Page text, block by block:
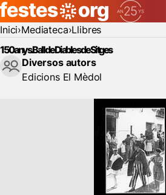
Inici Mediateca Llibres
150 anys. Ball de Diables de Sitges
Diversos autors
Edicions El Mèdol